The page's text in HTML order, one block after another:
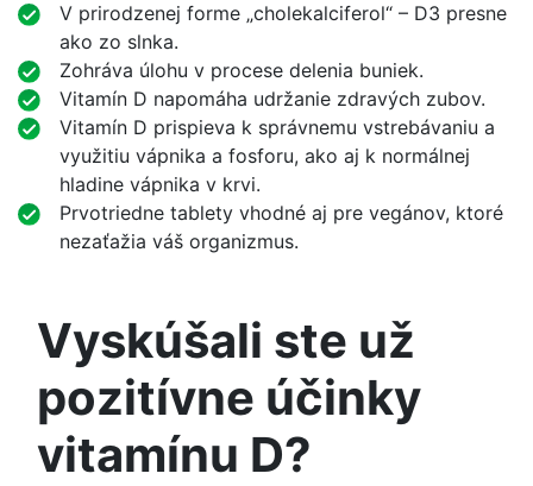
V prirodzenej forme „cholekalciferol“ – D3 presne
ako zo slnka.
Zohráva úlohu v procese delenia buniek.
Vitamín D napomáha udržanie zdravých zubov.
Vitamín D prispieva k správnemu vstrebávaniu a
využitiu vápnika a fosforu, ako aj k normálnej
hladine vápnika v krvi.
Prvotriedne tablety vhodné aj pre vegánov, ktoré
nezaťažia váš organizmus.
Vyskúšali ste už
pozitívne účinky
vitamínu D?